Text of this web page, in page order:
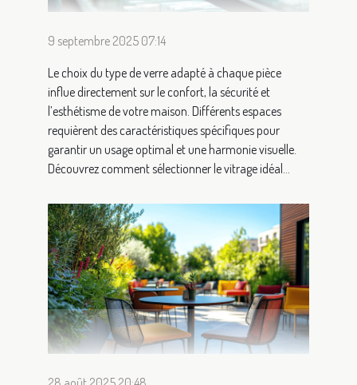
9 septembre 2025 07:14
Le choix du type de verre adapté à chaque pièce
influe directement sur le confort, la sécurité et
l’esthétisme de votre maison. Différents espaces
requièrent des caractéristiques spécifiques pour
garantir un usage optimal et une harmonie visuelle.
Découvrez comment sélectionner le vitrage idéal...